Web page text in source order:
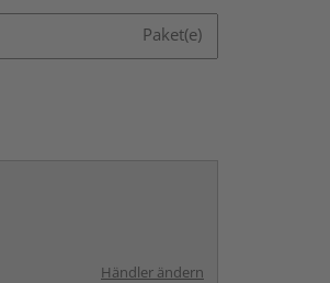
Paket(e)
Händler ändern